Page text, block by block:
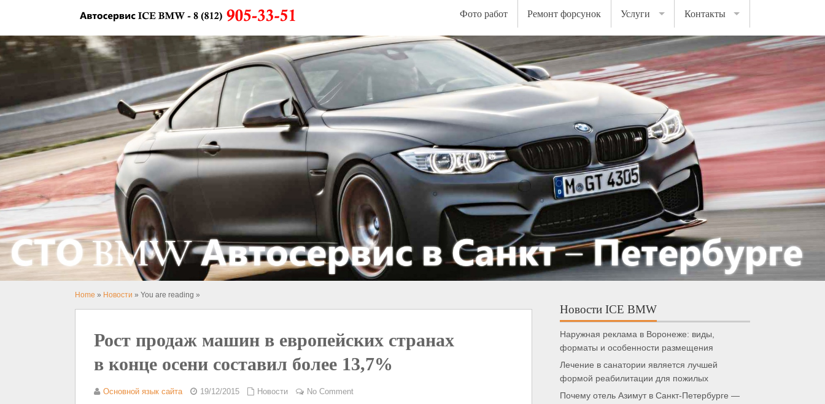
Фото работ Ремонт форсунок Услуги Контакты
Home » Новости » You are reading »
Рост продаж машин в европейских странах
в конце осени составил более 13,7%
Основной язык сайта 19/12/2015 Новости No Comment
Новости ICE BMW
Наружная реклама в Воронеже: виды,
форматы и особенности размещения
Лечение в санатории является лучшей
формой реабилитации для пожилых
Почему отель Азимут в Санкт-Петербурге —